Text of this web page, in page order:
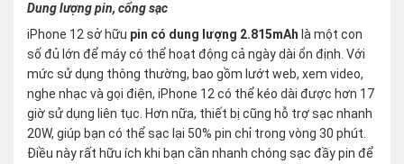
Dung lượng pin, cổng sạc
iPhone 12 sở hữu pin có dung lượng 2.815mAh là một con
số đủ lớn để máy có thể hoạt động cả ngày dài ổn định. Với
mức sử dụng thông thường, bao gồm lướt web, xem video,
nghe nhạc và gọi điện, iPhone 12 có thể kéo dài được hơn 17
giờ sử dụng liên tục. Hơn nữa, thiết bị cũng hỗ trợ sạc nhanh
20W, giúp bạn có thể sạc lại 50% pin chỉ trong vòng 30 phút.
Điều này rất hữu ích khi bạn cần nhanh chóng sạc đầy pin để